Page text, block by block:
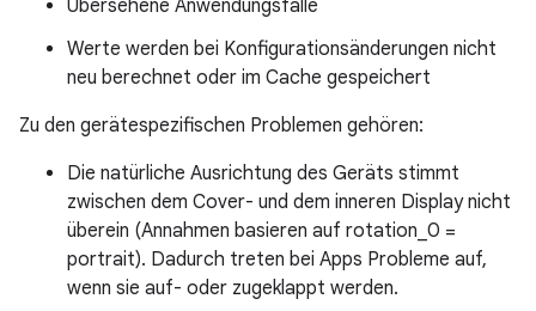
Übersehene Anwendungsfälle
Werte werden bei Konfigurationsänderungen nicht
neu berechnet oder im Cache gespeichert
Zu den gerätespezifischen Problemen gehören:
Die natürliche Ausrichtung des Geräts stimmt
zwischen dem Cover- und dem inneren Display nicht
überein (Annahmen basieren auf rotation_0 =
portrait). Dadurch treten bei Apps Probleme auf,
wenn sie auf- oder zugeklappt werden.